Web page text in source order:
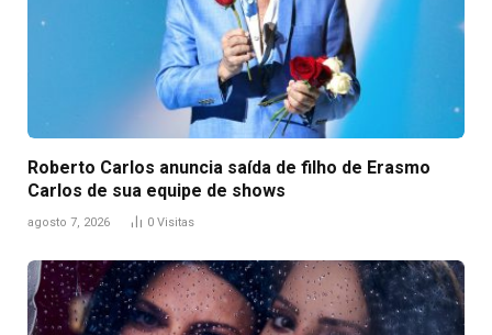
Roberto Carlos anuncia saída de filho de Erasmo
Carlos de sua equipe de shows
agosto 7, 2026 0 Visitas